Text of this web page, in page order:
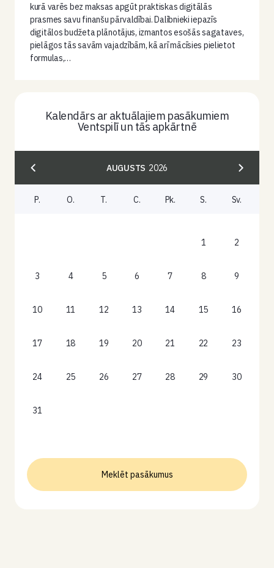
kurā varēs bez maksas apgūt praktiskas digitālās
prasmes savu finanšu pārvaldībai. Dalībnieki iepazīs
digitālos budžeta plānotājus, izmantos esošās sagataves,
pielāgos tās savām vajadzībām, kā arī mācīsies pielietot
formulas,…
Kalendārs ar aktuālajiem pasākumiem
Ventspilī un tās apkārtnē
AUGUSTS 2026
P. O. T. C. Pk. S. Sv.
1 2
3 4 5 6 7 8 9
10 11 12 13 14 15 16
17 18 19 20 21 22 23
24 25 26 27 28 29 30
31
Meklēt pasākumus